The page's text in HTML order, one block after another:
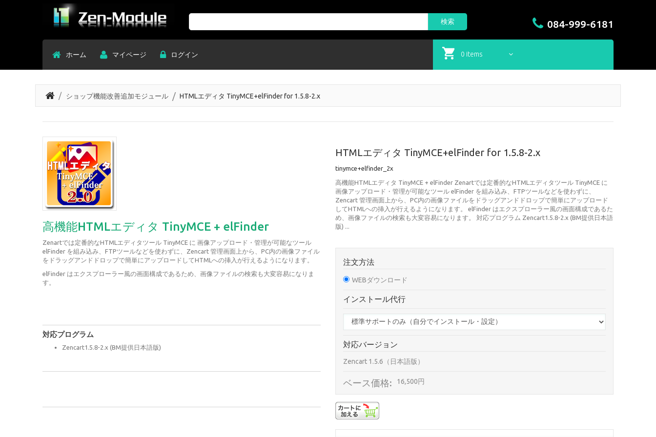
Search 検索 084-999-6181
ホーム マイページ ログイン 0 items
ショップ機能改善追加モジュール HTMLエディタ TinyMCE+elFinder for 1.5.8-2.x
高機能HTMLエディタ TinyMCE + elFinder
Zenartでは定番的なHTMLエディタツール TinyMCE に 画像アップロード・管理が可能なツール
elFinder を組み込み、FTPツールなどを使わずに、Zencart 管理画面上から、PC内の画像ファイル
をドラッグアンドドロップで簡単にアップロードしてHTMLへの挿入が行えるようになります。
elFinder はエクスプローラー風の画面構成であるため、画像ファイルの検索も大変容易になりま
す。
対応プログラム
Zencart1.5.8-2.x (BM提供日本語版)
HTMLエディタ TinyMCE+elFinder for 1.5.8-2.x
tinymce+elfinder_2x
高機能HTMLエディタ TinyMCE + elFinder Zenartでは定番的なHTMLエディタツール TinyMCE に
画像アップロード・管理が可能なツール elFinder を組み込み、FTPツールなどを使わずに、
Zencart 管理画面上から、PC内の画像ファイルをドラッグアンドドロップで簡単にアップロード
してHTMLへの挿入が行えるようになります。 elFinder はエクスプローラー風の画面構成であるた
め、画像ファイルの検索も大変容易になります。 対応プログラム Zencart1.5.8-2.x (BM提供日本語
版) ...
注文方法
WEBダウンロード
インストール代行
対応バージョン
Zencart 1.5.6（日本語版）
ベース価格: 16,500円